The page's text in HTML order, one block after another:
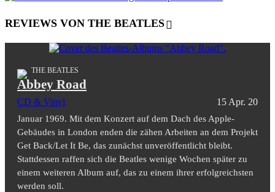
REVIEWS VON THE BEATLES
THE BEATLES
Abbey Road
CD & Vinyl 15 Apr. 20
Januar 1969. Mit dem Konzert auf dem Dach des Apple-
Gebäudes in London enden die zähen Arbeiten an dem Projekt
Get Back/Let It Be, das zunächst unveröffentlicht bleibt.
Stattdessen raffen sich die Beatles wenige Wochen später zu
einem weiteren Album auf, das zu einem ihrer erfolgreichsten
werden soll.